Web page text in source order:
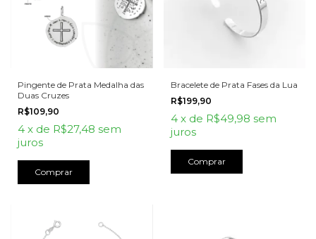
Pingente de Prata Medalha das
Duas Cruzes
R$109,90
4 x de R$27,48 sem
juros
Bracelete de Prata Fases da Lua
R$199,90
4 x de R$49,98 sem
juros